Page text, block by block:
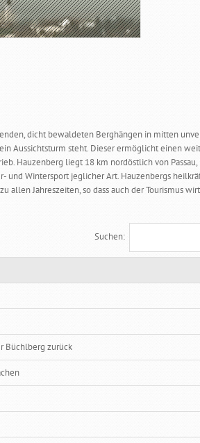
dicht bewaldeten Berghängen in mitten
Aussichtsturm steht. Dieser ermöglicht einen
Hauzenberg liegt 18 km nordöstlich von Passau,
und Wintersport jeglicher Art. Hauzenbergs
Jahreszeiten, so dass auch der Tourismus
Suchen:
Büchlberg zurück